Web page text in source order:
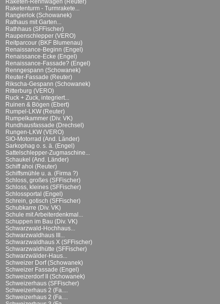
Raketen-Rennwagen (Reuter)
Raketenturm - Turmrakete...
Rangierlok (Schowanek)
Rathaus mit Garten...
Rathhaus (SFFischer)
Raupenschlepper (VERO)
Reitparcour (BKF Blumenau)
Renaissance-Beginn (Engel)
Renaissance-Ecke (Engel)
Renaissance-Fassade? (Engel)
Renngespann (Schowanek)
Reuter-Fassade (Reuter)
Rikscha-Gespann (Schowanek)
Ritterburg (VERO)
Ruck + Zuck, integriert...
Ruinen & Bögen (Ebert)
Rumpel-LKW (Reuter)
Rumpelkammer (Div. VK)
Rundhausfassade (Drechsel)
Rungen-LKW (VERO)
SIO-Motorrad (And. Länder)
Sarkophag o. s. ä. (Engel)
Sattelschlepper-Zugmaschine...
Schaukel (And. Länder)
Schiff ahoi (Reuter)
Schiffsmühle u. a. (Firma ?)
Schloss, großes (SFFischer)
Schloss, kleines (SFFischer)
Schlossportal (Engel)
Schrein, gotisch (SFFischer)
Schubkarre (Div. VK)
Schule mit Arbeiterdenkmal...
Schuppen im Bau (Div. VK)
Schwarzwald-Hochhaus...
Schwarzwaldhaus III...
Schwarzwaldhaus X (SFFischer)
Schwarzwaldhütte (SFFischer)
Schwarzwälder-Haus...
Schweizer Dorf (Schowanek)
Schweizer Fassade (Engel)
Schweizerdorf II (Schowanek)
Schweizerhaus (SFFischer)
Schweizerhaus 2 (Fa....
Schweizerhaus 2 (Fa....